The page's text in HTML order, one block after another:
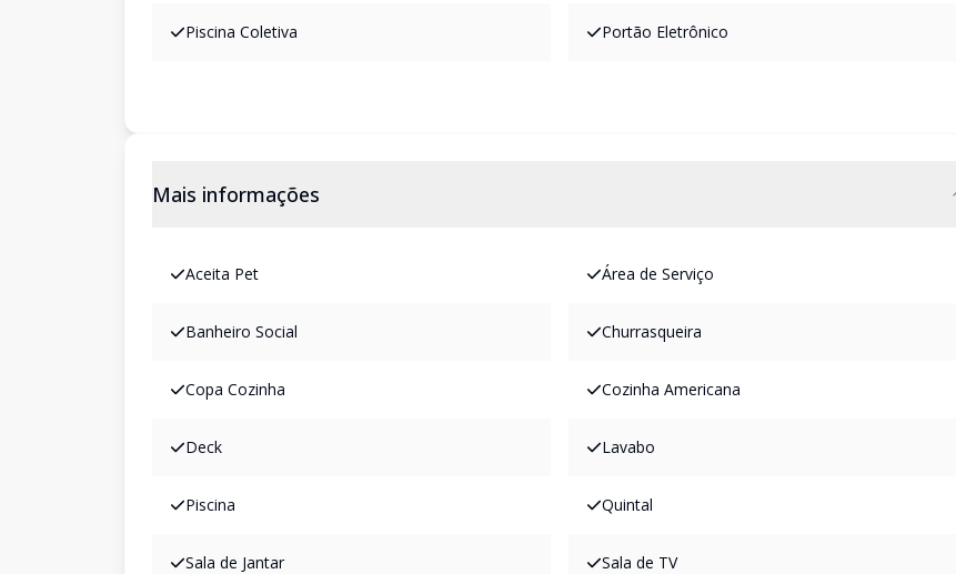
Piscina Coletiva Portão Eletrônico
Mais informações
Aceita Pet Área de Serviço
Banheiro Social Churrasqueira
Copa Cozinha Cozinha Americana
Deck Lavabo
Piscina Quintal
Sala de Jantar Sala de TV